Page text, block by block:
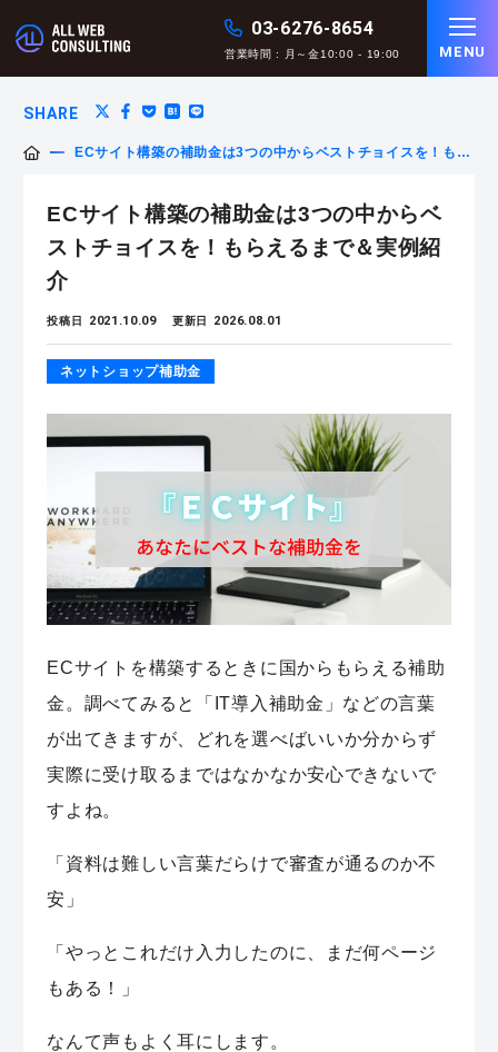
03-6276-8654
営業時間 : 月～金10:00 - 19:00 MENU
SHARE
ECサイト構築の補助金は3つの中からベストチョイスを！もら
ECサイト構築の補助金は3つの中からベ
ストチョイスを！もらえるまで＆実例紹
介
投稿日 2021.10.09 更新日 2026.08.01
ネットショップ補助金
ECサイトを構築するときに国からもらえる補助
金。調べてみると「IT導入補助金」などの言葉
が出てきますが、どれを選べばいいか分からず
実際に受け取るまではなかなか安心できないで
すよね。
「資料は難しい言葉だらけで審査が通るのか不
安」
「やっとこれだけ入力したのに、まだ何ページ
もある！」
なんて声もよく耳にします。